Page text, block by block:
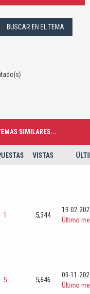
SIMILARES...
VISTAS
1 5,344
19-02-
Último
5 5,646
09-11-
Último